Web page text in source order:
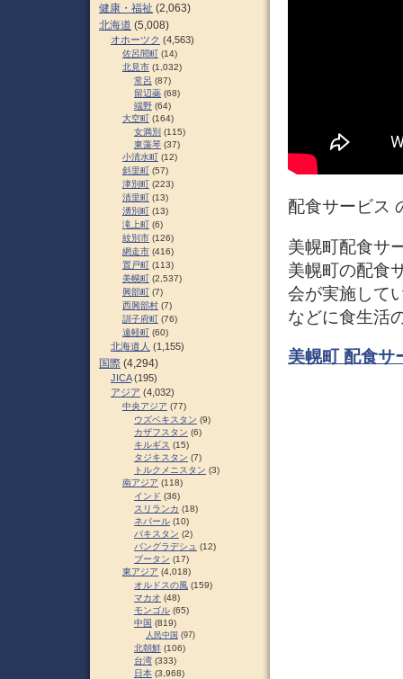
配食サービス
美幌町配食サ
美幌町の配食
会が実施して
などに食生活
美幌町 配食サ
健康・福祉 (2,063)
北海道 (5,008)
オホーツク (4,563)
佐呂間町 (14)
北見市 (1,032)
常呂 (87)
留辺蘂 (68)
端野 (64)
大空町 (164)
女満別 (115)
東藻琴 (37)
小清水町 (12)
斜里町 (57)
津別町 (223)
清里町 (13)
湧別町 (13)
滝上町 (6)
紋別市 (126)
網走市 (416)
置戸町 (113)
美幌町 (2,537)
興部町 (7)
西興部村 (7)
訓子府町 (76)
遠軽町 (60)
北海道人 (1,155)
国際 (4,294)
JICA(195)
アジア (4,032)
中央アジア (77)
ウズベキスタン (9)
カザフスタン (6)
キルギス (15)
タジキスタン (7)
トルクメニスタン (3)
南アジア (118)
インド (36)
スリランカ (18)
ネパール (10)
パキスタン (2)
バングラデシュ (12)
ブータン (17)
東アジア (4,018)
オルドスの風 (159)
マカオ (48)
モンゴル (65)
中国 (819)
人民中国 (97)
北朝鮮 (106)
台湾 (333)
日本 (3,968)